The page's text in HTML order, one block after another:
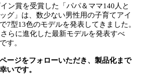
ン賞を受賞した「パパ＆ママ140人と
グ」は、数少ない男性用の子育てアイ
7型13色のモデルを発表してきました。
らに進化した最新モデルを発表すべ
す。
ージをフォローいただき、製品化まで
いです。